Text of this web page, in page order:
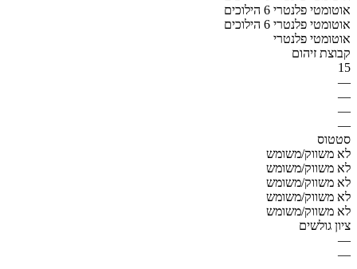
אוטומטי פלנטרי 6 הילוכים
אוטומטי פלנטרי 6 הילוכים
אוטומטי פלנטרי
קבוצת זיהום
15
—
—
—
—
סטטוס
לא משווק/משומש
לא משווק/משומש
לא משווק/משומש
לא משווק/משומש
לא משווק/משומש
ציון גולשים
—
—